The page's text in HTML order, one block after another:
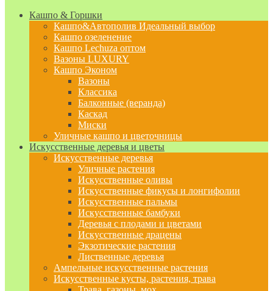
Кашпо & Горшки
Кашпо&Автополив Идеальный выбор
Кашпо озеленение
Кашпо Lechuza оптом
Вазоны LUXURY
Кашпо Эконом
Вазоны
Классика
Балконные (веранда)
Каскад
Миски
Уличные кашпо и цветочницы
Искусственные деревья и цветы
Искусственные деревья
Уличные растения
Искусственные оливы
Искусственные фикусы и лонгифолии
Искусственные пальмы
Искусственные бамбуки
Деревья с плодами и цветами
Искусственные драцены
Экзотические растения
Лиственные деревья
Ампельные искусственные растения
Искусственные кусты, растения, трава